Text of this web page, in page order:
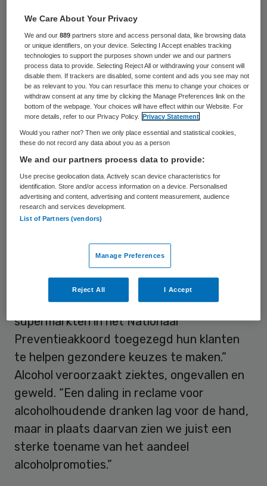
en denktank Questionmark heeft verricht.
“In 2024 telden de wekelijkse
reclamefolders van de zes grootste
supermarktketens gemiddeld 445
aanbiedingen voor alcoholhoudende
dranken, twee keer meer dan in 2020 (219
aanbiedingen).” In het onderzoek zijn de
wekelijkse folderaanbiedingen van de zes
grootste supermarktketens geanalyseerd
over de jaren 2020, 2022 en 2024.
Dorine Manson, directeur van KWF, noemt
de bevindingen uit het onderzoek
“uitermate teleurstellend”. “In 2018 hebben
supermarkten in het Nationaal
Preventieakkoord toegezegd hun klanten
te helpen gezondere keuzes te maken.”
Alcohol veroorzaakt ziektes, ongevallen en
geweld. “Een daling in reclame voor
alcoholhoudende dranken lag voor de hand,
maar in plaats daarvan zien we juist een
sterke toename van het aandeel
alcoholpromoties.”
We Care About Your Privacy
We and our889 partners store and access personal data, like browsing data
or unique identifiers, on your device. Selecting I Accept enables tracking
technologies to support the purposes shown under we and our partners
process data to provide. Selecting Reject All or withdrawing your consent will
disable them. If trackers are disabled, some content and ads you see may not
be as relevant to you. You can resurface this menu to change your choices or
withdraw consent at any time by clicking the Manage Preferences link on the
bottom of the webpage. Your choices will have effect within our Website. For
more details, refer to our Privacy Policy.
Privacy Statement
Would you rather not? Then we only place essential and statistical cookies,
these do not record any data about you as a person
We and our partners process data to provide:
Use precise geolocation data. Actively scan device characteristics for
identification. Store and/or access information on a device. Personalised
advertising and content, advertising and content measurement, audience
research and services development.
List of Partners (vendors)
Manage Preferences
Reject All I Accept